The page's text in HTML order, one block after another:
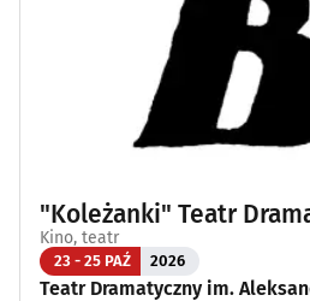
"Koleżanki" Teatr
Kino, teatr
23 - 25 PAŹ 2026
Teatr Dramatyczny im.